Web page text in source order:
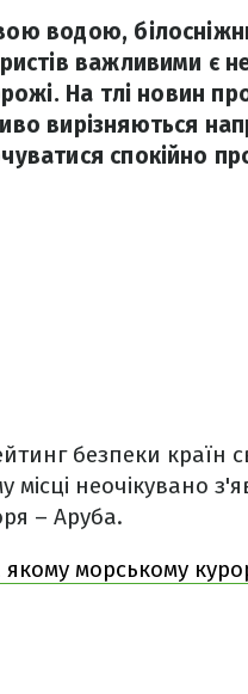
водою,
важливими є
На тлі новин
вирізняються
спокійно
безпеки країн
місці неочікувано
– Аруба.
якому морському